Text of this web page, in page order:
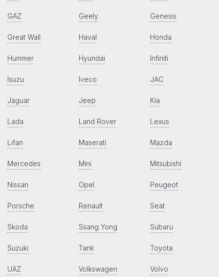
GAZ Geely Genesis
Great Wall Haval Honda
Hummer Hyundai Infiniti
Isuzu Iveco JAC
Jaguar Jeep Kia
Lada Land Rover Lexus
Lifan Maserati Mazda
Mercedes Mini Mitsubishi
Nissan Opel Peugeot
Porsche Renault Seat
Skoda Ssang Yong Subaru
Suzuki Tank Toyota
UAZ Volkswagen Volvo